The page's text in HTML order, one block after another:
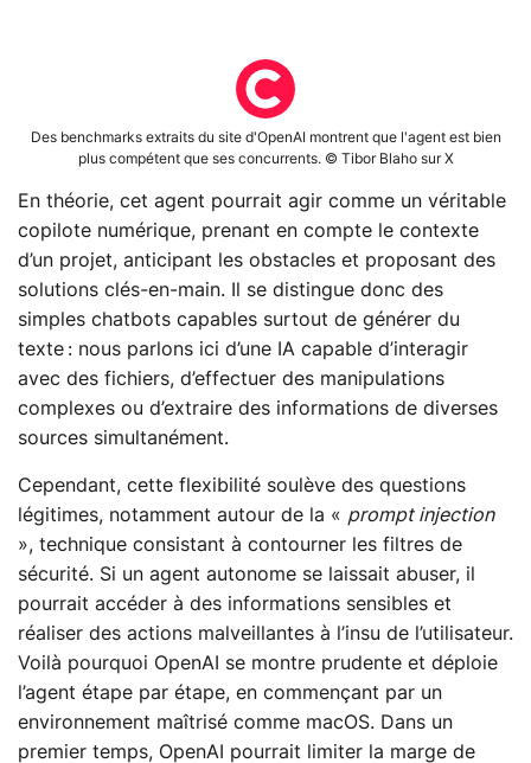
Des benchmarks extraits du site d'OpenAI montrent que l'agent est bien
plus compétent que ses concurrents. © Tibor Blaho sur X
En théorie, cet agent pourrait agir comme un véritable
copilote numérique, prenant en compte le contexte
d’un projet, anticipant les obstacles et proposant des
solutions clés-en-main. Il se distingue donc des
simples chatbots capables surtout de générer du
texte : nous parlons ici d’une IA capable d’interagir
avec des fichiers, d’effectuer des manipulations
complexes ou d’extraire des informations de diverses
sources simultanément.
Cependant, cette flexibilité soulève des questions
légitimes, notamment autour de la « prompt injection
», technique consistant à contourner les filtres de
sécurité. Si un agent autonome se laissait abuser, il
pourrait accéder à des informations sensibles et
réaliser des actions malveillantes à l’insu de l’utilisateur.
Voilà pourquoi OpenAI se montre prudente et déploie
l’agent étape par étape, en commençant par un
environnement maîtrisé comme macOS. Dans un
premier temps, OpenAI pourrait limiter la marge de